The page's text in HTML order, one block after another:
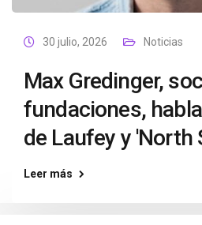
30 julio, 2026 Noticias
Max Gredinger,
fundaciones,
de Laufey y 'North
Leer más